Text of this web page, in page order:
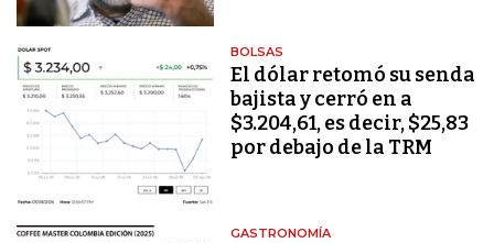
BOLSAS
El dólar retomó su senda
bajista y cerró en a
$3.204,61, es decir, $25,83
por debajo de la TRM
GASTRONOMÍA